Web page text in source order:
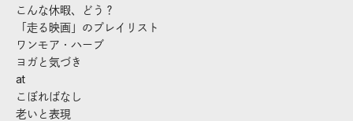
こんな休暇、どう？
「走る映画」のプレイリスト
ワンモア・ハーブ
ヨガと気づき
at
こぼればなし
老いと表現